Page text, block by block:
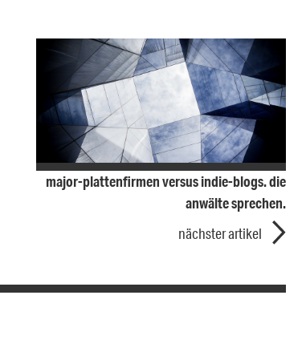
major-plattenfirmen versus indie-blogs. die
anwälte sprechen.
nächster artikel